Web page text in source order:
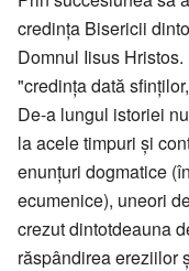
credința Bisericii
Domnul Iisus
"credința dată
De-a lungul istoriei
la acele timpuri și
enunțuri dogmatice
ecumenice), uneori
crezut dintotdeauna
răspândirea ereziilor